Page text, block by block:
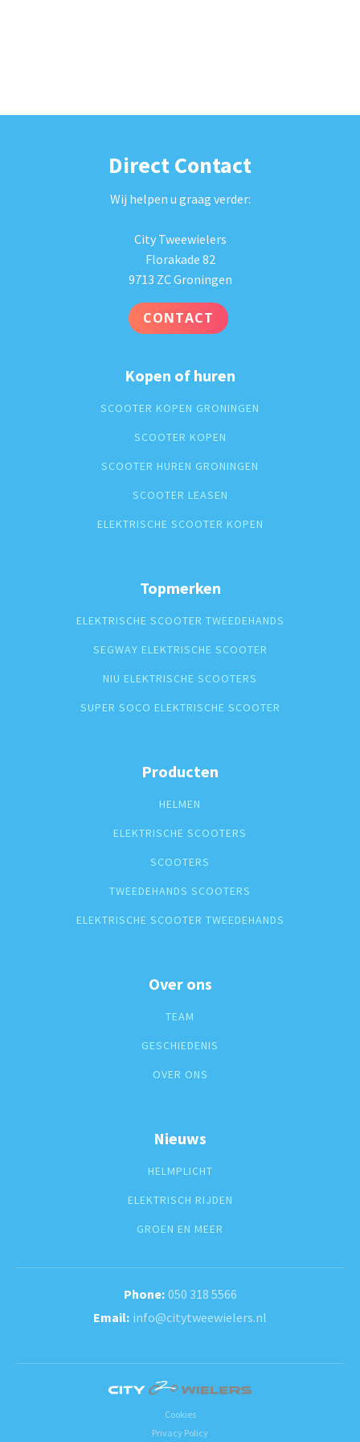
Direct Contact
Wij helpen u graag verder:
City Tweewielers
Florakade 82
9713 ZC Groningen
CONTACT
Kopen of huren
SCOOTER KOPEN GRONINGEN
SCOOTER KOPEN
SCOOTER HUREN GRONINGEN
SCOOTER LEASEN
ELEKTRISCHE SCOOTER KOPEN
Topmerken
ELEKTRISCHE SCOOTER TWEEDEHANDS
SEGWAY ELEKTRISCHE SCOOTER
NIU ELEKTRISCHE SCOOTERS
SUPER SOCO ELEKTRISCHE SCOOTER
Producten
HELMEN
ELEKTRISCHE SCOOTERS
SCOOTERS
TWEEDEHANDS SCOOTERS
ELEKTRISCHE SCOOTER TWEEDEHANDS
Over ons
TEAM
GESCHIEDENIS
OVER ONS
Nieuws
HELMPLICHT
ELEKTRISCH RIJDEN
GROEN EN MEER
050 318 5566
info@citytweewielers.nl
Cookies
Privacy Policy